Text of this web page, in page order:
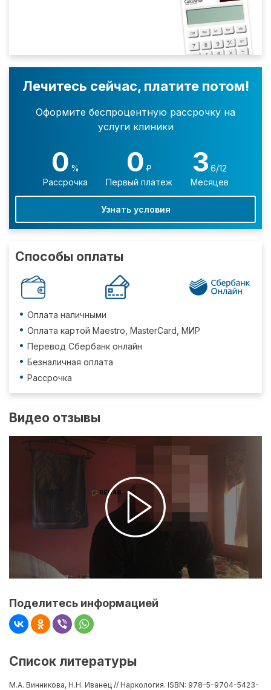
Лечитесь сейчас, платите потом!
Оформите беспроцентную рассрочку на
услуги клиники
0 %
Рассрочка
0 ₽
Первый платеж
3 6/12
Месяцев
Узнать условия
Способы оплаты
Оплата наличными
Оплата картой Maestro, MasterCard, МИР
Перевод Сбербанк онлайн
Безналичная оплата
Рассрочка
Видео отзывы
Поделитесь информацией
Список литературы
М.А. Винникова, Н.Н. Иванец // Наркология. ISBN: 978-5-9704-5423-